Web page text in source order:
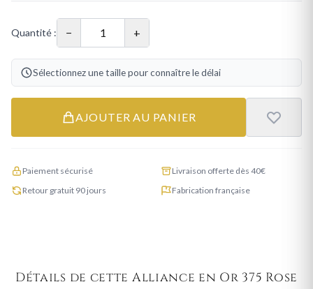
Quantité : − +
Sélectionnez une taille pour connaître le délai
AJOUTER AU PANIER
Paiement sécurisé
Livraison offerte dès 40€
Retour gratuit 90 jours
Fabrication française
Détails de cette Alliance en Or 375 Rose